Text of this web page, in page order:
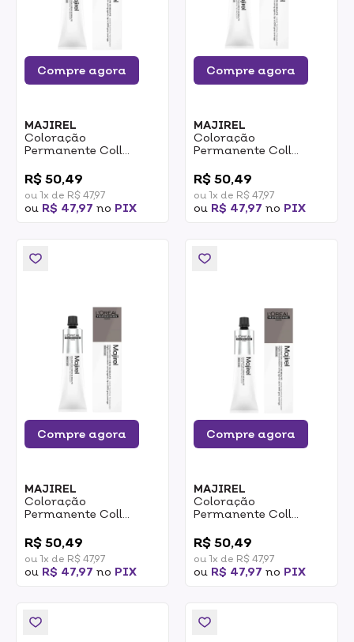
Compre agora
MAJIREL
Coloração
Permanente Coll
7.35 Loiro Dourado
Acaju 60g
R$ 50,49
ou 1x de R$ 47,97
ou R$ 47,97 no PIX
Compre agora
MAJIREL
Coloração
Permanente Coll
9.1Loiro Muito Claro
Acinzentado 60g
R$ 50,49
ou 1x de R$ 47,97
ou R$ 47,97 no PIX
Compre agora
MAJIREL
Coloração
Permanente Coll
7.23 Loiro Íris Dourado
60g
R$ 50,49
ou 1x de R$ 47,97
ou R$ 47,97 no PIX
Compre agora
MAJIREL
Coloração
Permanente Coll
7.13 Loiro Acinzentado
Dourado 60g
R$ 50,49
ou 1x de R$ 47,97
ou R$ 47,97 no PIX